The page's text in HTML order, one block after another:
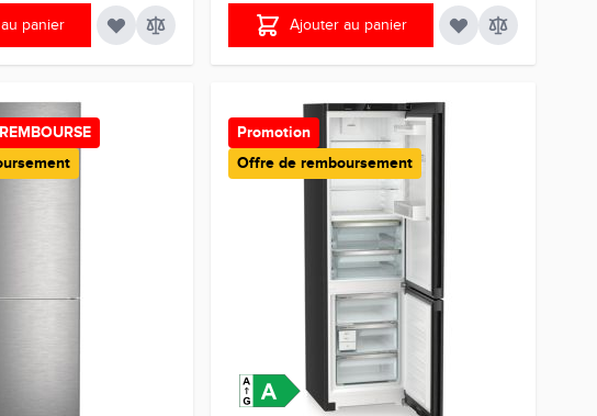
panier Ajouter au panier
Promotion
Offre de remboursement